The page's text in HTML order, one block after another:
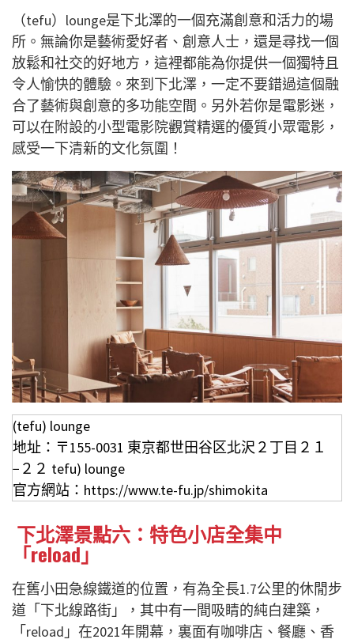
（tefu）lounge是下北澤的一個充滿創意和活力的場
所。無論你是藝術愛好者、創意人士，還是尋找一個
放鬆和社交的好地方，這裡都能為你提供一個獨特且
令人愉快的體驗。來到下北澤，一定不要錯過這個融
合了藝術與創意的多功能空間。另外若你是電影迷，
可以在附設的小型電影院觀賞精選的優質小眾電影，
感受一下清新的文化氛圍！
(tefu) lounge
地址：〒155-0031 東京都世田谷区北沢２丁目２１
−２２ tefu) lounge
官方網站：https://www.te-fu.jp/shimokita
下北澤景點六：特色小店全集中
「reload」
在舊小田急線鐵道的位置，有為全長1.7公里的休閒步
道「下北線路街」，其中有一間吸睛的純白建築，
「reload」在2021年開幕，裏面有咖啡店、餐廳、香